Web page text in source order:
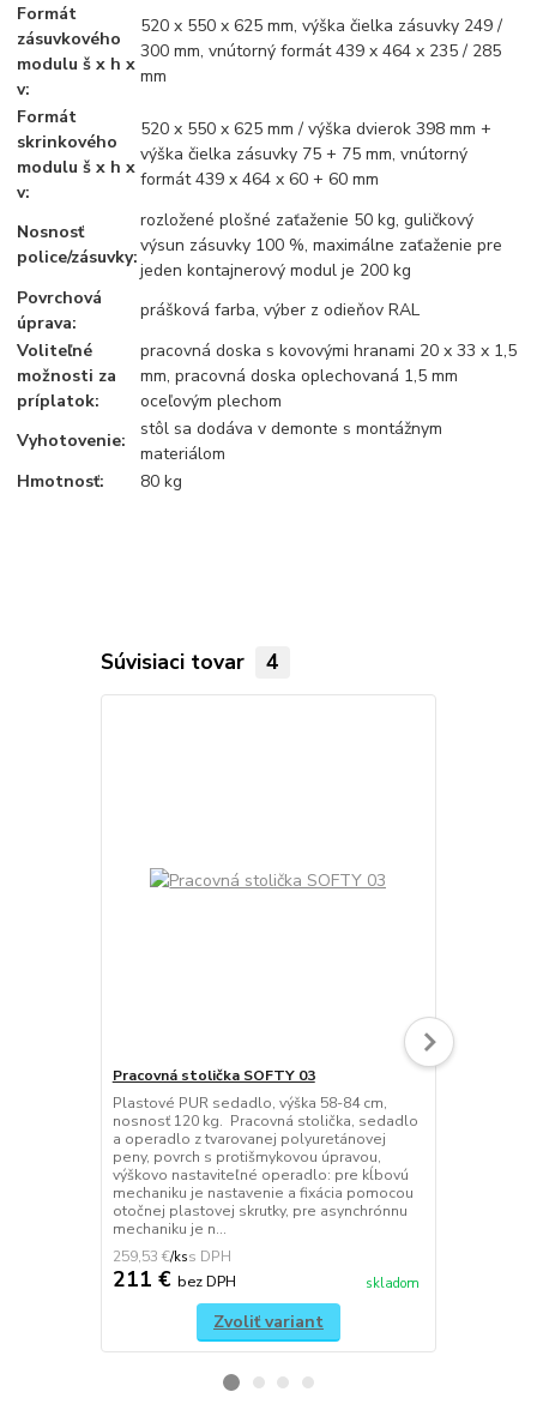
Formát
zásuvkového
modulu š x h x
v:
520 x 550 x 625 mm, výška čielka zásuvky 249 /
300 mm, vnútorný formát 439 x 464 x 235 / 285
mm
Formát
skrinkového
modulu š x h x
v:
520 x 550 x 625 mm / výška dvierok 398 mm +
výška čielka zásuvky 75 + 75 mm, vnútorný
formát 439 x 464 x 60 + 60 mm
Nosnosť
police/zásuvky:
rozložené plošné zaťaženie 50 kg, guličkový
výsun zásuvky 100 %, maximálne zaťaženie pre
jeden kontajnerový modul je 200 kg
Povrchová
úprava:
prášková farba, výber z odieňov RAL
Voliteľné
možnosti za
príplatok:
pracovná doska s kovovými hranami 20 x 33 x 1,5
mm, pracovná doska oplechovaná 1,5 mm
oceľovým plechom
Vyhotovenie:
stôl sa dodáva v demonte s montážnym
materiálom
Hmotnosť:
80 kg
Súvisiaci tovar 4
Pracovná stolička SOFTY 03
Plastové PUR sedadlo, výška 58-84 cm,
nosnosť 120 kg. Pracovná stolička, sedadlo
a operadlo z tvarovanej polyuretánovej
peny, povrch s protišmykovou úpravou,
výškovo nastaviteľné operadlo: pre kĺbovú
mechaniku je nastavenie a fixácia pomocou
otočnej plastovej skrutky, pre asynchrónnu
mechaniku je n...
259,53 €/ks
211 € bez DPH skladom
Zvoliť variant